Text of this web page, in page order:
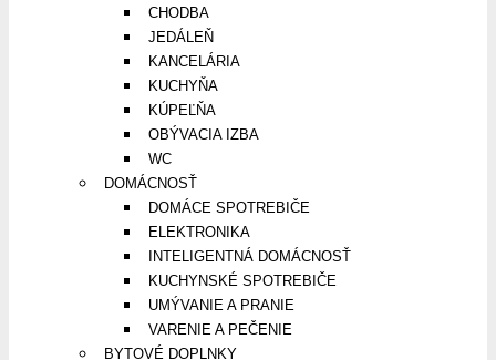
CHODBA
JEDÁLEŇ
KANCELÁRIA
KUCHYŇA
KÚPEĽŇA
OBÝVACIA IZBA
WC
DOMÁCNOSŤ
DOMÁCE SPOTREBIČE
ELEKTRONIKA
INTELIGENTNÁ DOMÁCNOSŤ
KUCHYNSKÉ SPOTREBIČE
UMÝVANIE A PRANIE
VARENIE A PEČENIE
BYTOVÉ DOPLNKY